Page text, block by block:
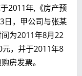
2011年,《房产预
日，甲公司与张某
为2011年8月22
，并于2011年8
房发票。